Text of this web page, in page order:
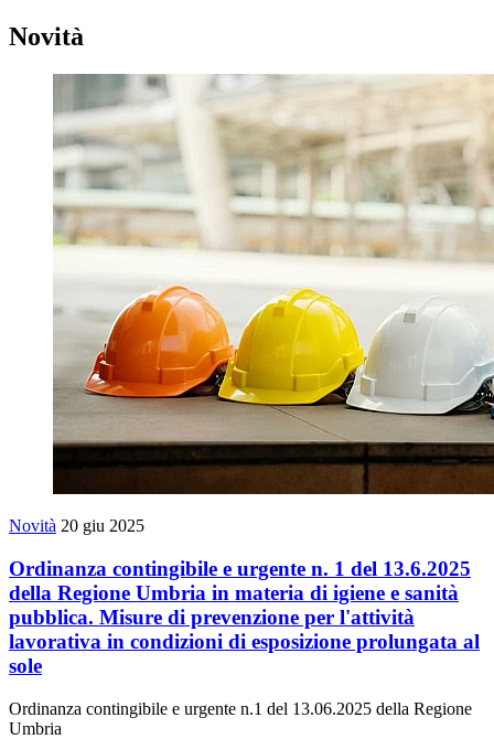
Novità
Novità 20 giu 2025
Ordinanza contingibile e urgente n. 1 del 13.6.2025
della Regione Umbria in materia di igiene e sanità
pubblica. Misure di prevenzione per l'attività
lavorativa in condizioni di esposizione prolungata al
sole
Ordinanza contingibile e urgente n.1 del 13.06.2025 della Regione
Umbria